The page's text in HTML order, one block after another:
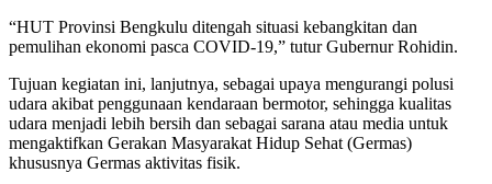
“HUT Provinsi Bengkulu ditengah situasi kebangkitan dan
pemulihan ekonomi pasca COVID-19,” tutur Gubernur Rohidin.
Tujuan kegiatan ini, lanjutnya, sebagai upaya mengurangi polusi
udara akibat penggunaan kendaraan bermotor, sehingga kualitas
udara menjadi lebih bersih dan sebagai sarana atau media untuk
mengaktifkan Gerakan Masyarakat Hidup Sehat (Germas)
khususnya Germas aktivitas fisik.